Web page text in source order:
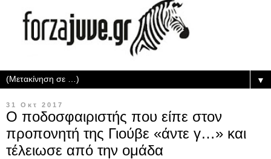
▼
31 Οκτ 2017
Ο ποδοσφαιριστής που είπε στον
προπονητή της Γιούβε «άντε γ…» και
τέλειωσε από την ομάδα